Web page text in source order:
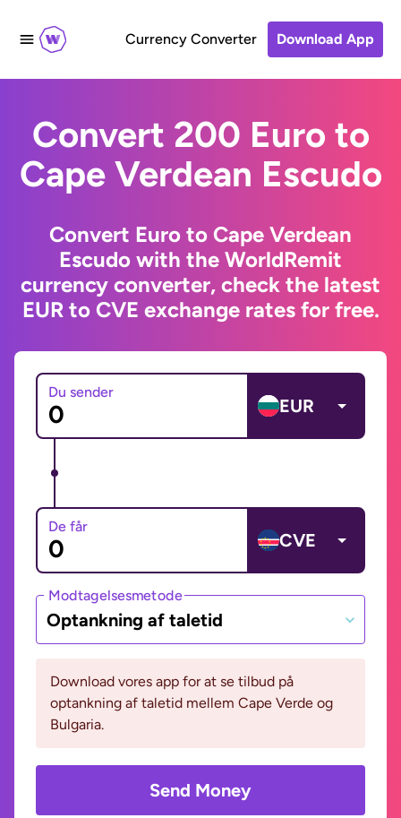
Currency Converter Download App
Convert 200 Euro to
Cape Verdean Escudo
Convert Euro to Cape Verdean
Escudo with the WorldRemit
currency converter, check the latest
EUR to CVE exchange rates for free.
Du sender
EUR
De får
CVE
Modtagelsesmetode
Optankning af taletid
Download vores app for at se tilbud på
optankning af taletid mellem Cape Verde og
Bulgaria.
Send Money